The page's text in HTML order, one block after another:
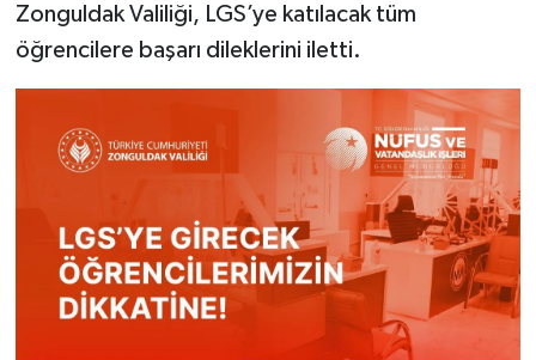
Zonguldak Valiliği, LGS’ye katılacak tüm
öğrencilere başarı dileklerini iletti.